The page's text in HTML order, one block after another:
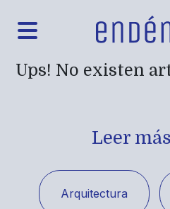
Ups! No existen
Leer
Arquitectura